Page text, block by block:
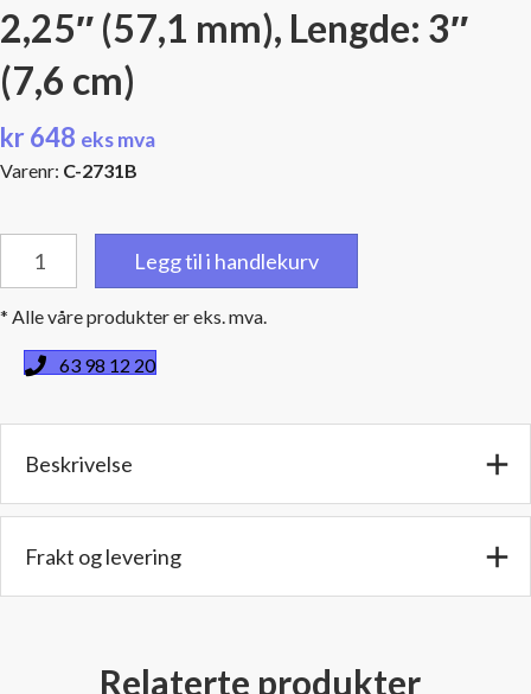
2,25″ (57,1 mm), Lengde: 3″
(7,6 cm)
kr648 eks mva
Varenr: C-2731B
silikonkobling,
2,25"
(57,1
mm),
(7,6
antall
Legg til i handlekurv
* Alle våre produkter er eks. mva.
63 98 12 20
Beskrivelse
Frakt og levering
Relaterte produkter